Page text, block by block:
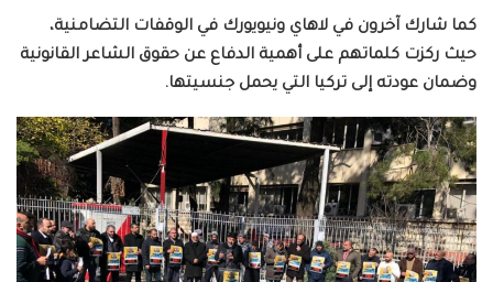
كما شارك آخرون في لاهاي ونيويورك في الوقفات التضامنية،
حيث ركزت كلماتهم على أهمية الدفاع عن حقوق الشاعر القانونية
وضمان عودته إلى تركيا التي يحمل جنسيتها.